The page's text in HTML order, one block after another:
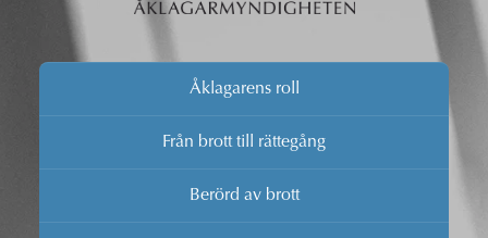
Åklagarens roll
Från brott till rättegång
Berörd av brott